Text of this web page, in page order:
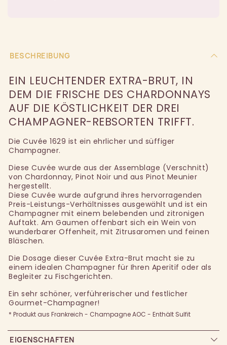
BESCHREIBUNG
EIN LEUCHTENDER EXTRA-BRUT, IN
DEM DIE FRISCHE DES CHARDONNAYS
AUF DIE KÖSTLICHKEIT DER DREI
CHAMPAGNER-REBSORTEN TRIFFT.
Die Cuvée 1629 ist ein ehrlicher und süffiger
Champagner.
Diese Cuvée wurde aus der Assemblage (Verschnitt)
von Chardonnay, Pinot Noir und aus Pinot Meunier
hergestellt.
Diese Cuvée wurde aufgrund ihres hervorragenden
Preis-Leistungs-Verhältnisses ausgewählt und ist ein
Champagner mit einem belebenden und zitronigen
Auftakt. Am Gaumen offenbart sich ein Wein von
wunderbarer Offenheit, mit Zitrusaromen und feinen
Bläschen.
Die Dosage dieser Cuvée Extra-Brut macht sie zu
einem idealen Champagner für Ihren Aperitif oder als
Begleiter zu Fischgerichten.
Ein sehr schöner, verführerischer und festlicher
Gourmet-Champagner!
* Produkt aus Frankreich - Champagne AOC - Enthält Sulfit
EIGENSCHAFTEN